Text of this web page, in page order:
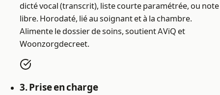
dicté vocal (transcrit), liste courte paramétrée, ou note
libre. Horodaté, lié au soignant et à la chambre.
Alimente le dossier de soins, soutient AViQ et
Woonzorgdecreet.
3. Prise en charge